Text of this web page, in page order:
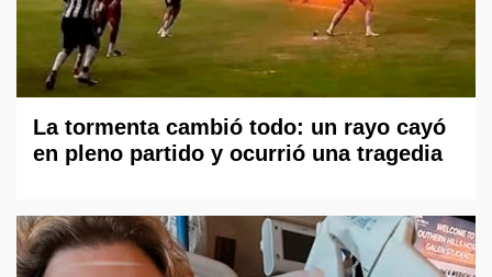
La tormenta cambió todo: un rayo cayó
en pleno partido y ocurrió una tragedia